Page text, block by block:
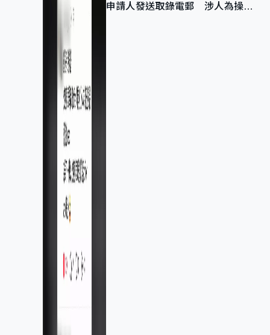
申請人發送取錄電郵 涉人為操作